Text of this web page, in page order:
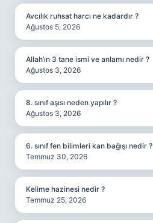
Avcılık ruhsat harcı ne kadardır ?
Ağustos 5, 2026
Allah’ın 3 tane ismi ve anlamı nedir ?
Ağustos 3, 2026
8. sınıf aşısı neden yapılır ?
Ağustos 3, 2026
6. sınıf fen bilimleri kan bağışı nedir ?
Temmuz 30, 2026
Kelime hazinesi nedir ?
Temmuz 25, 2026